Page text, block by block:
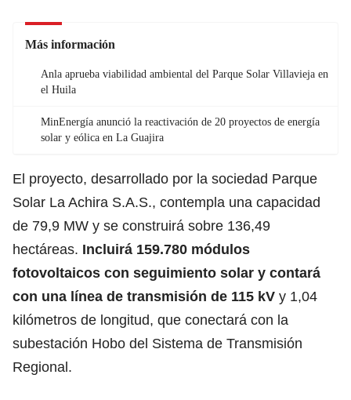
Más información
Anla aprueba viabilidad ambiental del Parque Solar Villavieja en
el Huila
MinEnergía anunció la reactivación de 20 proyectos de energía
solar y eólica en La Guajira
El proyecto, desarrollado por la sociedad Parque
Solar La Achira S.A.S., contempla una capacidad
de 79,9 MW y se construirá sobre 136,49
hectáreas. Incluirá 159.780 módulos
fotovoltaicos con seguimiento solar y contará
con una línea de transmisión de 115 kV y 1,04
kilómetros de longitud, que conectará con la
subestación Hobo del Sistema de Transmisión
Regional.